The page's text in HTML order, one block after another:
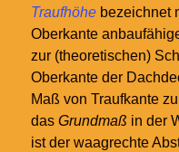
Traufhöhe bezeichnet
Oberkante
zur (theoretischen)
Oberkante der
Maß von Traufkante
das Grundmaß in der
ist der waagrechte